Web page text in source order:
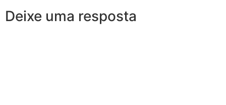
Deixe uma resposta